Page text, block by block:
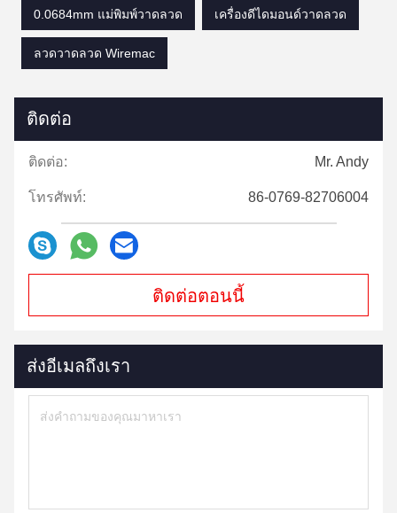
0.0684mm แม่พิมพ์วาดลวด เครื่องดีไดมอนด์วาดลวด
ลวดวาดลวด Wiremac
ติดต่อ
ติดต่อ: Mr. Andy
โทรศัพท์: 86-0769-82706004
ติดต่อตอนนี้
ส่งอีเมลถึงเรา